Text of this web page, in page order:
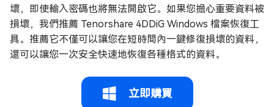
壞，即使輸入密碼也將無法開啟它。如果您擔心重要資料被
損壞，我們推薦 Tenorshare 4DDiG Windows 檔案恢復工
具。推薦它不僅可以讓您在短時間內一鍵修復損壞的資料，
還可以讓您一次安全快速地恢復各種格式的資料。
立即購買